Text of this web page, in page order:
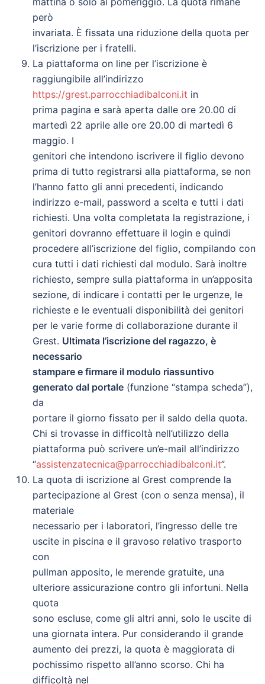
però
invariata. È fissata una riduzione della quota per
l’iscrizione per i fratelli.
La piattaforma on line per l’iscrizione è
raggiungibile all’indirizzo
https://grest.parrocchiadibalconi.it in
prima pagina e sarà aperta dalle ore 20.00 di
martedì 22 aprile alle ore 20.00 di martedì 6
maggio. I
genitori che intendono iscrivere il figlio devono
prima di tutto registrarsi alla piattaforma, se non
l’hanno fatto gli anni precedenti, indicando
indirizzo e-mail, password a scelta e tutti i dati
richiesti. Una volta completata la registrazione, i
genitori dovranno effettuare il login e quindi
procedere all’iscrizione del figlio, compilando con
cura tutti i dati richiesti dal modulo. Sarà inoltre
richiesto, sempre sulla piattaforma in un’apposita
sezione, di indicare i contatti per le urgenze, le
richieste e le eventuali disponibilità dei genitori
per le varie forme di collaborazione durante il
Grest. Ultimata l’iscrizione del ragazzo, è
necessario
stampare e firmare il modulo riassuntivo
generato dal portale (funzione “stampa scheda”),
da
portare il giorno fissato per il saldo della quota.
Chi si trovasse in difficoltà nell’utilizzo della
piattaforma può scrivere un’e-mail all’indirizzo
“assistenzatecnica@parrocchiadibalconi.it”.
La quota di iscrizione al Grest comprende la
partecipazione al Grest (con o senza mensa), il
materiale
necessario per i laboratori, l’ingresso delle tre
uscite in piscina e il gravoso relativo trasporto
con
pullman apposito, le merende gratuite, una
ulteriore assicurazione contro gli infortuni. Nella
quota
sono escluse, come gli altri anni, solo le uscite di
una giornata intera. Pur considerando il grande
aumento dei prezzi, la quota è maggiorata di
pochissimo rispetto all’anno scorso. Chi ha
difficoltà nel